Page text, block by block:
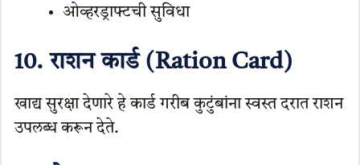
ओव्हरड्राफ्टची सुविधा
10. राशन कार्ड (Ration Card)
खाद्य सुरक्षा देणारे हे कार्ड गरीब कुटुंबांना स्वस्त दरात राशन
उपलब्ध करून देते.